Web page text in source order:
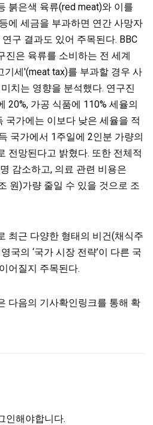
붉은색 육류(red meat)와 이를
에 세금을 부과하면 연간 사망자
구 결과도 있어 주목된다. BBC
진은 육류를 소비하는 전 세계
기세'(meat tax)를 부과할 경우 사
치는 영향을 분석했다. 연구진
20%, 가공 식품에 110% 세율의
국가에는 이보다 낮은 세율을 적
국가에서 1주일에 2인분 가량의
전망된다고 밝혔다. 또한 전체적
감소하고, 의료 관련 비용은
원)가량 줄일 수 있을 것으로 조
최근 다양한 형태의 비건(채식주
국의 ‘국가 시장 전략’이 다른 국
어질지 주목된다.
다음의 기사확인링크를 통해 확
인해야합니다.